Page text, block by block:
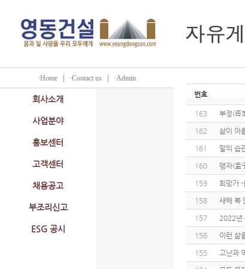
·Home ·Contact us ·Admin
회사소개
사업분야
홍보센터
고객센터
채용공고
부조리신고
ESG 공시
번호
163 부정(否
162 삶이 아
161 말의 습
160 맹자(孟
159 희망가 -
158 새해 복
157 2022년
156 이런 삶
155 고난과